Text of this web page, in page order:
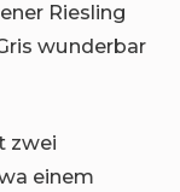
Riesling
wunderbar
zwei
einem